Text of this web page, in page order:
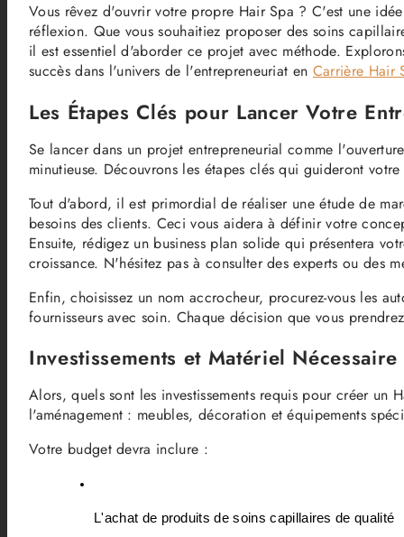
Vous rêvez d'ouvrir votre propre Hair Spa ? C'est une
réflexion. Que vous souhaitiez proposer des soins
il est essentiel d'aborder ce projet avec méthode.
succès dans l'univers de l'entrepreneuriat en Carrière Hair
Les Étapes Clés pour Lancer Votre
Se lancer dans un projet entrepreneurial comme
minutieuse. Découvrons les étapes clés qui guideront
Tout d'abord, il est primordial de réaliser une étude de
besoins des clients. Ceci vous aidera à définir votre
Ensuite, rédigez un business plan solide qui présentera
croissance. N'hésitez pas à consulter des experts ou des
Enfin, choisissez un nom accrocheur, procurez-vous les
fournisseurs avec soin. Chaque décision que vous
Investissements et Matériel
Alors, quels sont les investissements requis pour créer
l'aménagement : meubles, décoration et équipements
Votre budget devra inclure :
L'achat de produits de soins capillaires de qualité